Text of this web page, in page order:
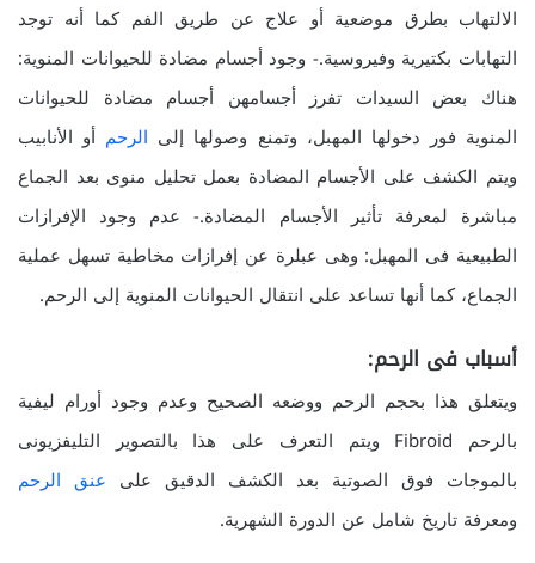
الالتهاب بطرق موضعية أو علاج عن طريق الفم كما أنه توجد
التهابات بكتيرية وفيروسية.- وجود أجسام مضادة للحيوانات المنوية:
هناك بعض السيدات تفرز أجسامهن أجسام مضادة للحيوانات
المنوية فور دخولها المهبل، وتمنع وصولها إلى الرحم أو الأنابيب
ويتم الكشف على الأجسام المضادة بعمل تحليل منوى بعد الجماع
مباشرة لمعرفة تأثير الأجسام المضادة.- عدم وجود الإفرازات
الطبيعية فى المهبل: وهى عبلرة عن إفرازات مخاطية تسهل عملية
الجماع، كما أنها تساعد على انتقال الحيوانات المنوية إلى الرحم.
أسباب فى الرحم:
ويتعلق هذا بحجم الرحم ووضعه الصحيح وعدم وجود أورام ليفية
بالرحم Fibroid ويتم التعرف على هذا بالتصوير التليفزيونى
بالموجات فوق الصوتية بعد الكشف الدقيق على عنق الرحم
ومعرفة تاريخ شامل عن الدورة الشهرية.